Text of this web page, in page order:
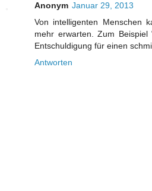
Anonym Januar 29, 2013
Von intelligenten Menschen
mehr erwarten. Zum
Entschuldigung für einen
Antworten